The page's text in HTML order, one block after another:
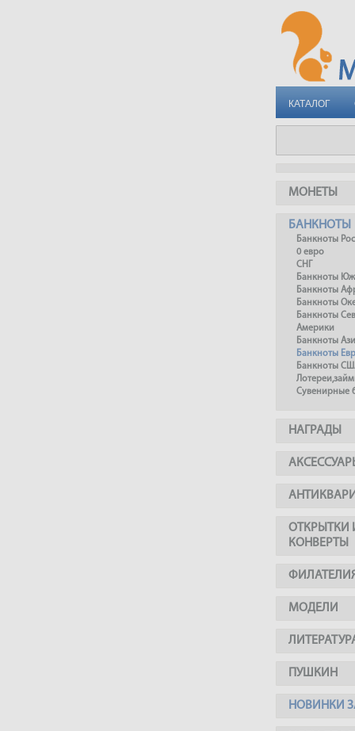
КАТАЛОГ
МОНЕТЫ
БАНКНОТЫ
Банкноты
0 евро
СНГ
Банкноты
Банкноты
Банкноты
Банкноты
Америки
Банкноты
Банкноты
Банкноты
Сувенирные
НАГРАДЫ
ОТКРЫТКИ
КОНВЕРТЫ
МОДЕЛИ
ПУШКИН
НОВИНКИ